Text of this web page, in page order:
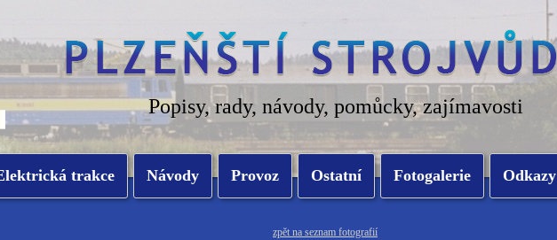
Popisy, rady, návody, pomůcky, zajímavosti
trakce Návody Provoz Ostatní Fotogalerie Odkazy
zpět na seznam fotografií